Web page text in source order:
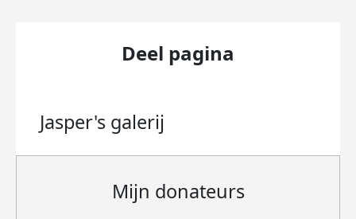
Deel pagina
Jasper's galerij
Mijn donateurs